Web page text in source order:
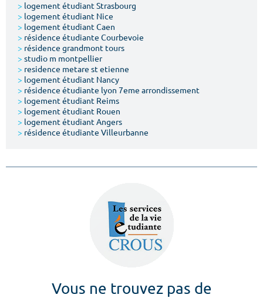
> logement étudiant Strasbourg
> logement étudiant Nice
> logement étudiant Caen
> résidence étudiante Courbevoie
> résidence grandmont tours
> studio m montpellier
> residence metare st etienne
> logement étudiant Nancy
> résidence étudiante lyon 7eme arrondissement
> logement étudiant Reims
> logement étudiant Rouen
> logement étudiant Angers
> résidence étudiante Villeurbanne
Vous ne trouvez pas de